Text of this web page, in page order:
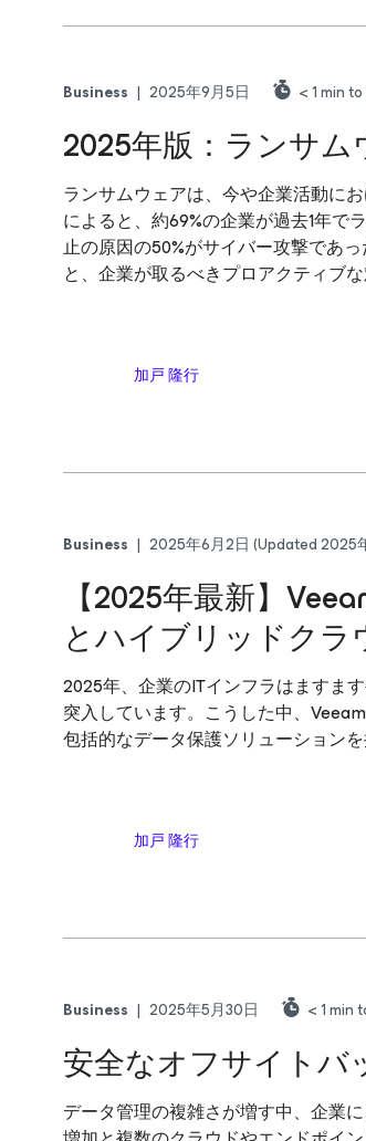
Business | 2025年9月5日 < 1min
2025年版：ランサ
ランサムウェアは、今や企業活動に
によると、約69%の企業が過去1年
止の原因の50%がサイバー攻撃であ
と、企業が取るべきプロアクティブ
加戸 隆行
Business | 2025年6月2日 (Updated 2025
【2025年最新】
とハイブリッドクラ
2025年、企業のITインフラはますま
突入しています。こうした中、
包括的なデータ保護ソリューションを
加戸 隆行
Business | 2025年5月30日 < 1min
安全なオフサイトバ
データ管理の複雑さが増す中、企業